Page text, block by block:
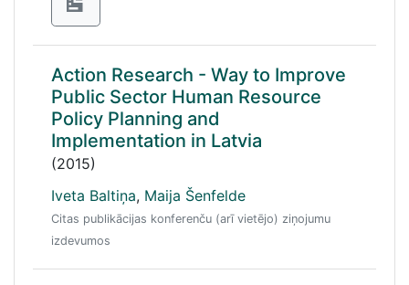
Action Research - Way to Improve
Public Sector Human Resource
Policy Planning and
Implementation in Latvia
(2015)
Iveta Baltiņa, Maija Šenfelde
Citas publikācijas konferenču (arī vietējo) ziņojumu
izdevumos